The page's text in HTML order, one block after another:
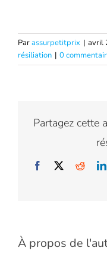
Parassurpetitprix | avril
résiliation | 0
Partagez cette
Facebook
X Reddit
À propos de